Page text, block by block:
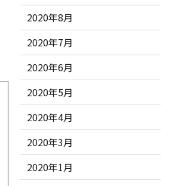
2020年8月
2020年7月
2020年6月
2020年5月
2020年4月
2020年3月
2020年1月